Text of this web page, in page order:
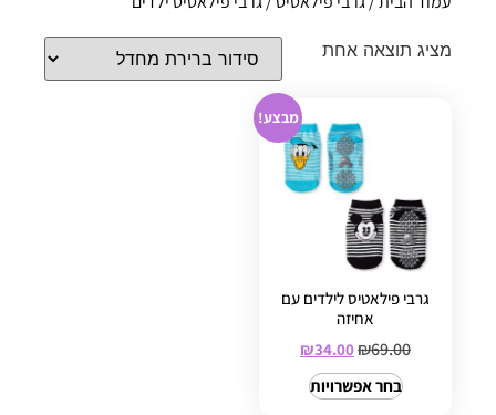
מציג תוצאה אחת
מבצע!
גרבי פילאטיס לילדים עם
אחיזה
₪69.00
₪34.00
בחר אפשרויות